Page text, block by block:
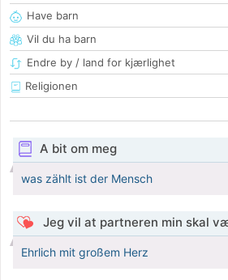
Have barn
Vil du ha barn
Endre by / land for kjærlighet
Religionen
A bit om meg
was zählt ist der Mensch
Jeg vil at partneren min skal
Ehrlich mit großem Herz